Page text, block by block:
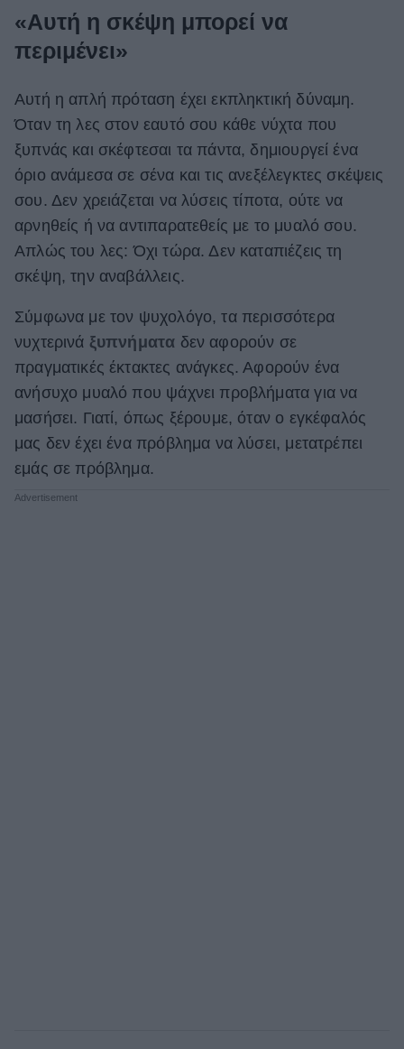
«Αυτή η σκέψη μπορεί να
περιμένει»
Αυτή η απλή πρόταση έχει εκπληκτική δύναμη.
Όταν τη λες στον εαυτό σου κάθε νύχτα που
ξυπνάς και σκέφτεσαι τα πάντα, δημιουργεί ένα
όριο ανάμεσα σε σένα και τις ανεξέλεγκτες σκέψεις
σου. Δεν χρειάζεται να λύσεις τίποτα, ούτε να
αρνηθείς ή να αντιπαρατεθείς με το μυαλό σου.
Απλώς του λες: Όχι τώρα. Δεν καταπιέζεις τη
σκέψη, την αναβάλλεις.
Σύμφωνα με τον ψυχολόγο, τα περισσότερα
νυχτερινά ξυπνήματα δεν αφορούν σε
πραγματικές έκτακτες ανάγκες. Αφορούν ένα
ανήσυχο μυαλό που ψάχνει προβλήματα για να
μασήσει. Γιατί, όπως ξέρουμε, όταν ο εγκέφαλός
μας δεν έχει ένα πρόβλημα να λύσει, μετατρέπει
εμάς σε πρόβλημα.